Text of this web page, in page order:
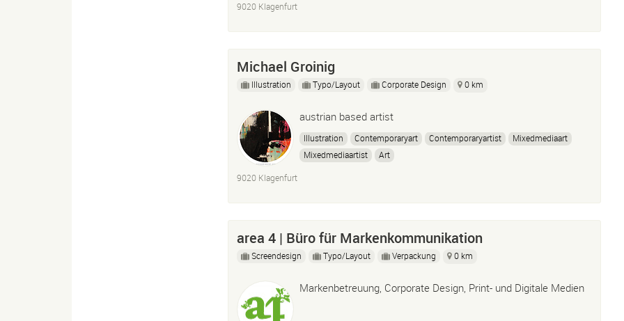
9020 Klagenfurt
Michael Groinig
Illustration Typo/Layout Corporate Design 0 km
austrian based artist
Illustration Contemporaryart Contemporaryartist
Mixedmediaart
Mixedmediaartist
Art
9020 Klagenfurt
area 4 | Büro für Markenkommunikation
Screendesign Typo/Layout Verpackung 0 km
Markenbetreuung, Corporate Design, Print- und Digitale Medien